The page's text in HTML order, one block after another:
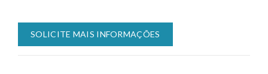
SOLICITE MAIS INFORMAÇÕES